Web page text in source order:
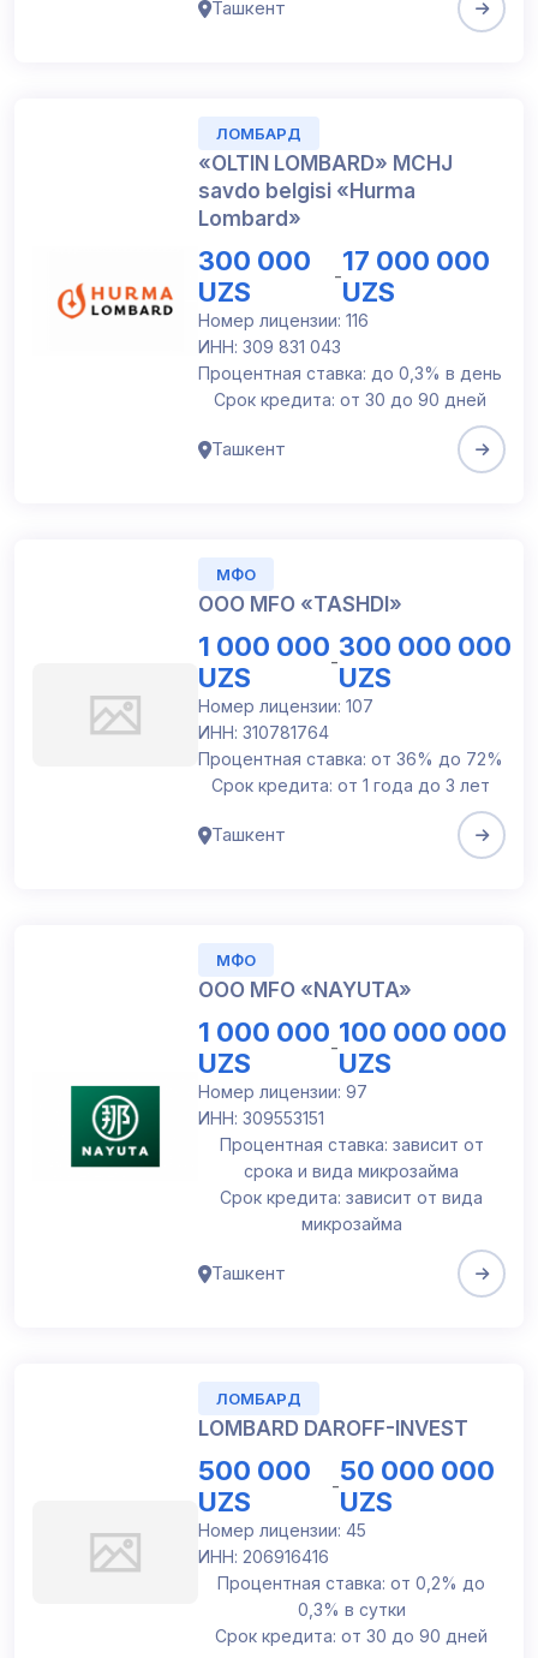
Ташкент
ЛОМБАРД
«OLTIN LOMBARD» MCHJ
savdo belgisi «Hurma
Lombard»
300 000
UZS
-17 000 000
UZS
Номер лицензии: 116
ИНН: 309 831 043
Процентная ставка: до 0,3% в день
Срок кредита: от 30 до 90 дней
Ташкент
МФО
OOO МFО «TASHDI»
1 000 000
UZS
-300 000 000
UZS
Номер лицензии: 107
ИНН: 310781764
Процентная ставка: от 36% до 72%
Срок кредита: от 1 года до 3 лет
Ташкент
МФО
ООО MFO «NAYUTA»
1 000 000
UZS
-100 000 000
UZS
Номер лицензии: 97
ИНН: 309553151
Процентная ставка: зависит от
срока и вида микрозайма
Срок кредита: зависит от вида
микрозайма
Ташкент
ЛОМБАРД
LOMBARD DAROFF-INVEST
500 000
UZS
-50 000 000
UZS
Номер лицензии: 45
ИНН: 206916416
Процентная ставка: от 0,2% до
0,3% в сутки
Срок кредита: от 30 до 90 дней